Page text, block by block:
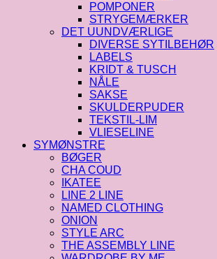
POMPONER
STRYGEMÆRKER
DET UUNDVÆRLIGE
DIVERSE SYTILBEHØR
LABELS
KRIDT & TUSCH
NÅLE
SAKSE
SKULDERPUDER
TEKSTIL-LIM
VLIESELINE
SYMØNSTRE
BØGER
CHA COUD
IKATEE
LINE 2 LINE
NAMED CLOTHING
ONION
STYLE ARC
THE ASSEMBLY LINE